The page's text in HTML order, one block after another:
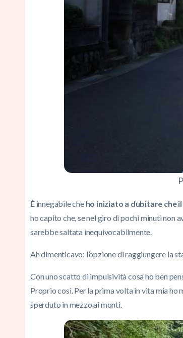
È innegabile che ho iniziato a dubitare che
ho capito che, se nel giro di pochi minuti non
sarebbe saltata inequivocabilmente.
Ah dimenticavo: l’opzione di raggiungere la
Con uno scatto di impulsività cosa ho ben
Proprio così. Per la prima volta in vita mia ho
sperduto in mezzo ai monti.